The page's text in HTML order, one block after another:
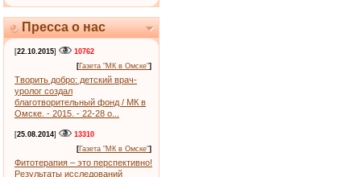
Пресса о нас
[22.10.2015]
10762
[Газета "МК в Омске"]
Творить добро: детский врач-
уролог создал
благотворительный фонд / МК в
Омске. - 2015. - 22-28 о...
[25.08.2014]
13310
[Газета "МК в Омске"]
Фитотерапия – это перспективно!
Результаты исследований